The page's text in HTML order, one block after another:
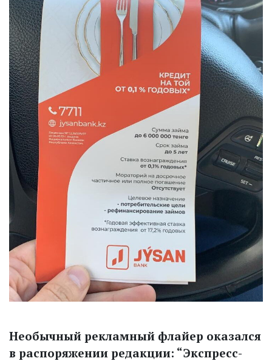
Необычный рекламный флайер оказался
в распоряжении редакции: “Экспресс-